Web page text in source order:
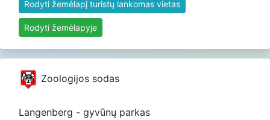
Rodyti žemėlapį turistų lankomas vietas
Rodyti žemėlapyje
Zoologijos sodas
Langenberg - gyvūnų parkas